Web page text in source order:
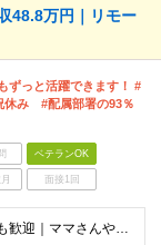
48.8万円｜リモー
ずっと活躍できます！ #
み #配属部署の93％
ベテランOK
面接1回
★未経験OK！第二新卒の方も歓迎｜ママさんやブランクありの方など、20～50代女性が多数活躍中♪ ◆高卒以上 ◆社会人経験をお持ちの方 - 業界・業種・職種・経験年数は問いません。 «こんな方が